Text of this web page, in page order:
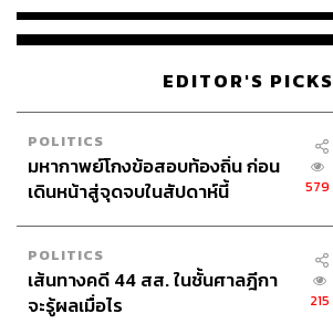
EDITOR'S PICKS
POLITICS
มหากาพย์โกงข้อสอบท้องถิ่น ก่อน
เดินหน้าสู่จุดจบในสัปดาห์นี้
579
POLITICS
เส้นทางคดี 44 สส. ในชั้นศาลฎีกา
จะรู้ผลเมื่อไร
215